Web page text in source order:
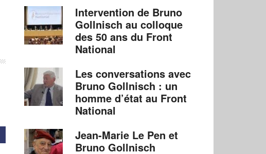
Intervention de Bruno
Gollnisch au colloque
des 50 ans du Front
National
Les conversations avec
Bruno Gollnisch : un
homme d’état au Front
National
Jean-Marie Le Pen et
Bruno Gollnisch